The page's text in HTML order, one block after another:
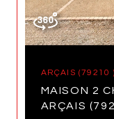
ARÇAIS (79210 )
MAISON 2
ARÇAIS